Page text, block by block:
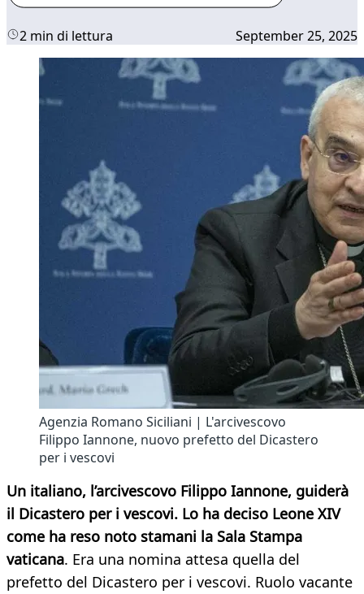
2 min di lettura September 25, 2025
Agenzia Romano Siciliani | L'arcivescovo
Filippo Iannone, nuovo prefetto del Dicastero
per i vescovi
Un italiano, l’arcivescovo Filippo Iannone, guiderà
il Dicastero per i vescovi. Lo ha deciso Leone XIV
come ha reso noto stamani la Sala Stampa
vaticana. Era una nomina attesa quella del
prefetto del Dicastero per i vescovi. Ruolo vacante